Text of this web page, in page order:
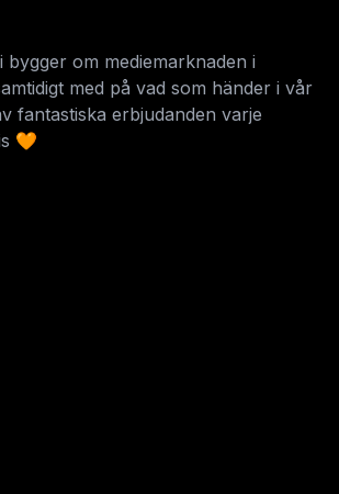
bygger om mediemarknaden i
med på vad som händer i vår
fantastiska erbjudanden varje
🧡